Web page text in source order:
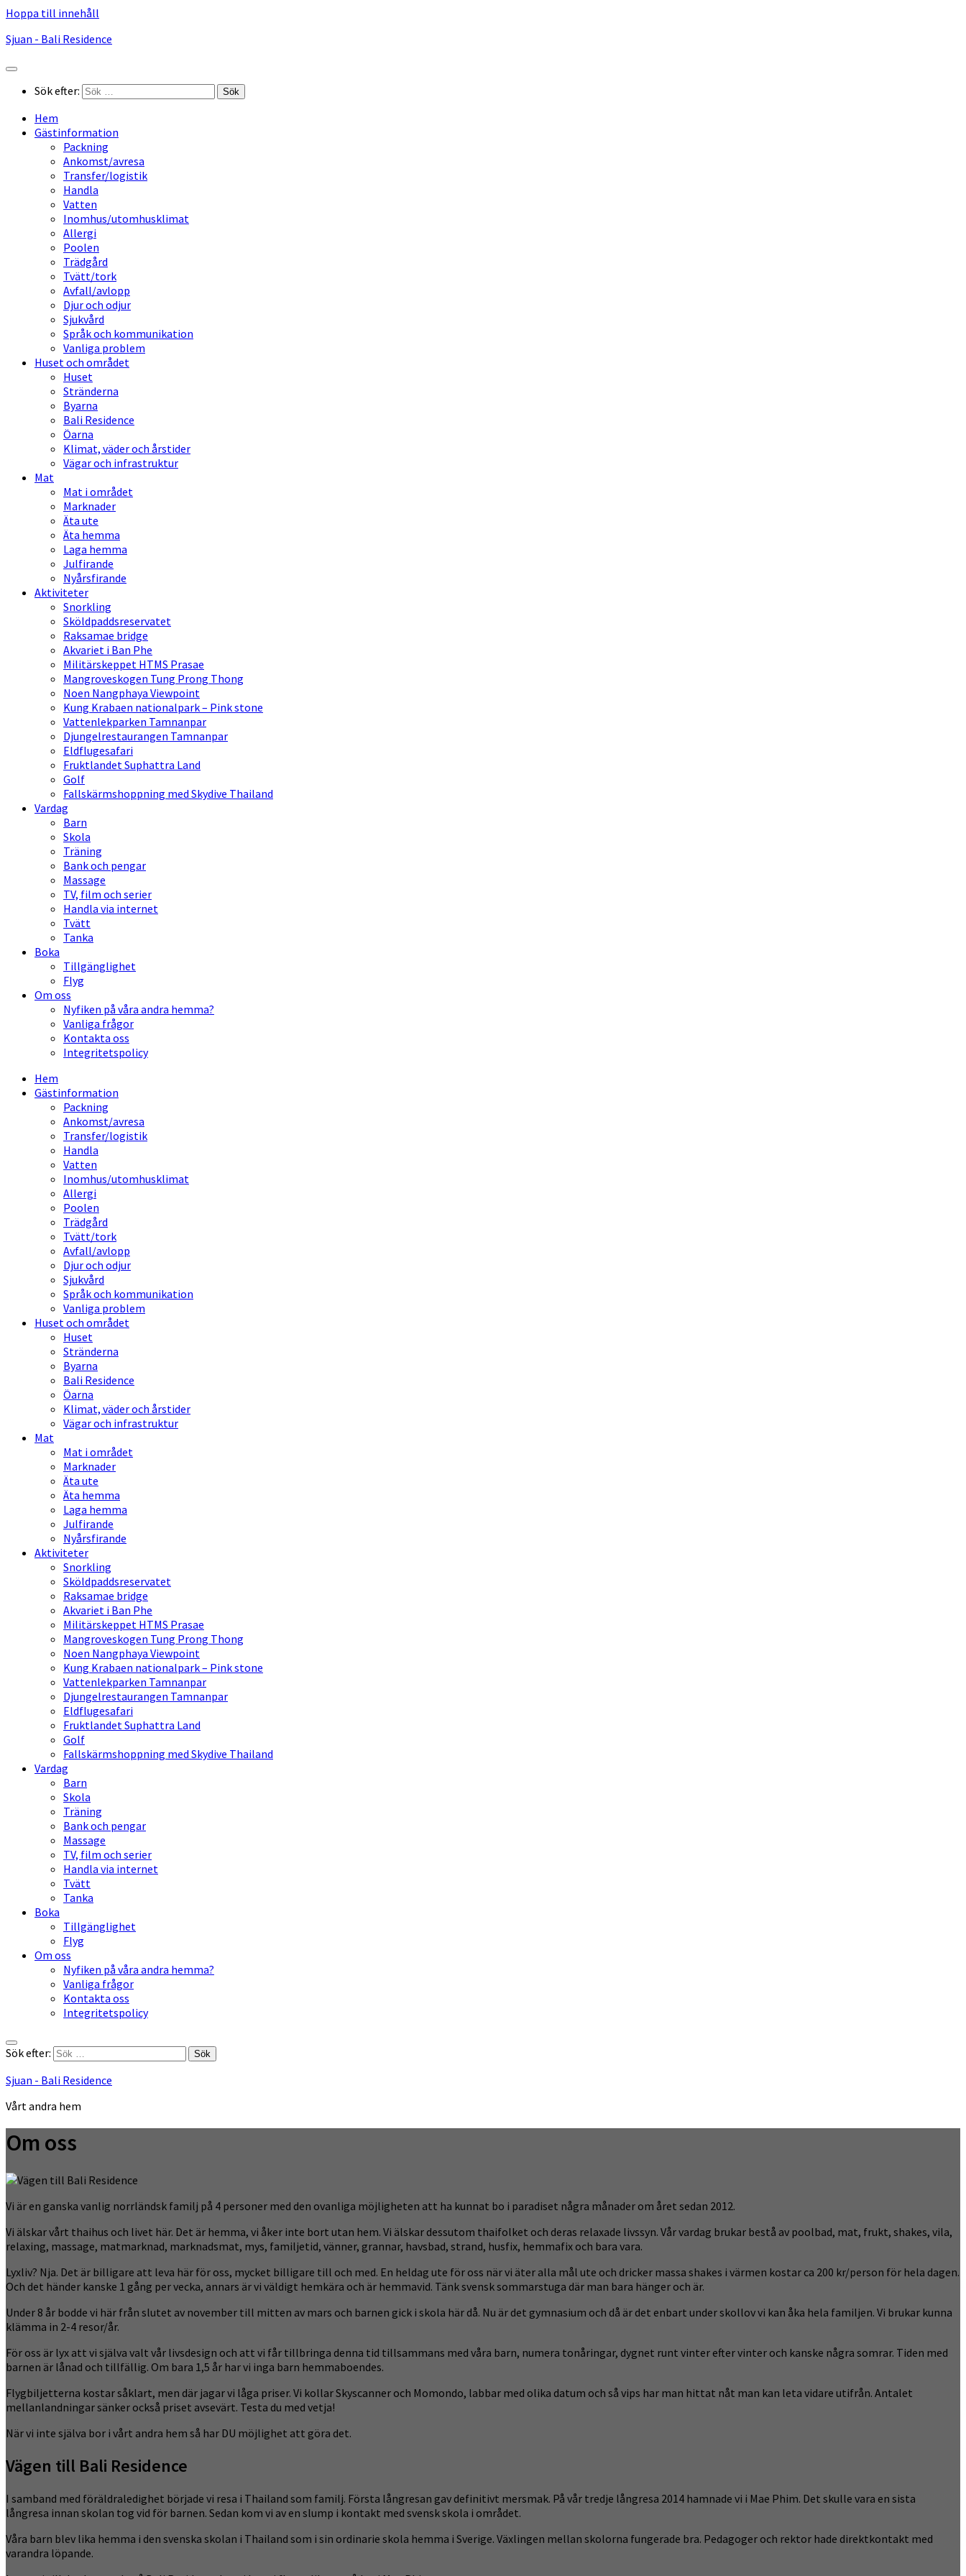
Hoppa till innehåll
Sjuan - Bali Residence
Sök efter:
Hem
Gästinformation
Packning
Ankomst/avresa
Transfer/logistik
Handla
Vatten
Inomhus/utomhusklimat
Allergi
Poolen
Trädgård
Tvätt/tork
Avfall/avlopp
Djur och odjur
Sjukvård
Språk och kommunikation
Vanliga problem
Huset och området
Huset
Stränderna
Byarna
Bali Residence
Öarna
Klimat, väder och årstider
Vägar och infrastruktur
Mat
Mat i området
Marknader
Äta ute
Äta hemma
Laga hemma
Julfirande
Nyårsfirande
Aktiviteter
Snorkling
Sköldpaddsreservatet
Raksamae bridge
Akvariet i Ban Phe
Militärskeppet HTMS Prasae
Mangroveskogen Tung Prong Thong
Noen Nangphaya Viewpoint
Kung Krabaen nationalpark – Pink stone
Vattenlekparken Tamnanpar
Djungelrestaurangen Tamnanpar
Eldflugesafari
Fruktlandet Suphattra Land
Golf
Fallskärmshoppning med Skydive Thailand
Vardag
Barn
Skola
Träning
Bank och pengar
Massage
TV, film och serier
Handla via internet
Tvätt
Tanka
Boka
Tillgänglighet
Flyg
Om oss
Nyfiken på våra andra hemma?
Vanliga frågor
Kontakta oss
Integritetspolicy
Hem
Gästinformation
Packning
Ankomst/avresa
Transfer/logistik
Handla
Vatten
Inomhus/utomhusklimat
Allergi
Poolen
Trädgård
Tvätt/tork
Avfall/avlopp
Djur och odjur
Sjukvård
Språk och kommunikation
Vanliga problem
Huset och området
Huset
Stränderna
Byarna
Bali Residence
Öarna
Klimat, väder och årstider
Vägar och infrastruktur
Mat
Mat i området
Marknader
Äta ute
Äta hemma
Laga hemma
Julfirande
Nyårsfirande
Aktiviteter
Snorkling
Sköldpaddsreservatet
Raksamae bridge
Akvariet i Ban Phe
Militärskeppet HTMS Prasae
Mangroveskogen Tung Prong Thong
Noen Nangphaya Viewpoint
Kung Krabaen nationalpark – Pink stone
Vattenlekparken Tamnanpar
Djungelrestaurangen Tamnanpar
Eldflugesafari
Fruktlandet Suphattra Land
Golf
Fallskärmshoppning med Skydive Thailand
Vardag
Barn
Skola
Träning
Bank och pengar
Massage
TV, film och serier
Handla via internet
Tvätt
Tanka
Boka
Tillgänglighet
Flyg
Om oss
Nyfiken på våra andra hemma?
Vanliga frågor
Kontakta oss
Integritetspolicy
Sök efter:
Sjuan - Bali Residence
Vårt andra hem
Om oss
Vi är en ganska vanlig norrländsk familj på 4 personer med den ovanliga möjligheten att ha kunnat bo i paradiset några månader om året sedan 2012.
Vi älskar vårt thaihus och livet här. Det är hemma, vi åker inte bort utan hem. Vi älskar dessutom thaifolket och deras relaxade livssyn. Vår vardag brukar bestå av poolbad, mat, frukt, shakes, vila,
relaxing, massage, matmarknad, marknadsmat, mys, familjetid, vänner, grannar, havsbad, strand, husfix, hemmafix och bara vara.
Lyxliv? Nja. Det är billigare att leva här för oss, mycket billigare till och med. En heldag ute för oss när vi äter alla mål ute och dricker massa shakes i värmen kostar ca 200 kr/person för hela dagen.
Och det händer kanske 1 gång per vecka, annars är vi väldigt hemkära och är hemmavid. Tänk svensk sommarstuga där man bara hänger och är.
Under 8 år bodde vi här från slutet av november till mitten av mars och barnen gick i skola här då. Nu är det gymnasium och då är det enbart under skollov vi kan åka hela familjen. Vi brukar kunna
klämma in 2-4 resor/år.
För oss är lyx att vi själva valt vår livsdesign och att vi får tillbringa denna tid tillsammans med våra barn, numera tonåringar, dygnet runt vinter efter vinter och kanske några somrar. Tiden med
barnen är lånad och tillfällig. Om bara 1,5 år har vi inga barn hemmaboendes.
Flygbiljetterna kostar såklart, men där jagar vi låga priser. Vi kollar Skyscanner och Momondo, labbar med olika datum och så vips har man hittat nåt man kan leta vidare utifrån. Antalet
mellanlandningar sänker också priset avsevärt. Testa du med vetja!
När vi inte själva bor i vårt andra hem så har DU möjlighet att göra det.
Vägen till Bali Residence
I samband med föräldraledighet började vi resa i Thailand som familj. Första långresan gav definitivt mersmak. På vår tredje långresa 2014 hamnade vi i Mae Phim. Det skulle vara en sista
långresa innan skolan tog vid för barnen. Sedan kom vi av en slump i kontakt med svensk skola i området.
Våra barn blev lika hemma i den svenska skolan i Thailand som i sin ordinarie skola hemma i Sverige. Växlingen mellan skolorna fungerade bra. Pedagoger och rektor hade direktkontakt med
varandra löpande.